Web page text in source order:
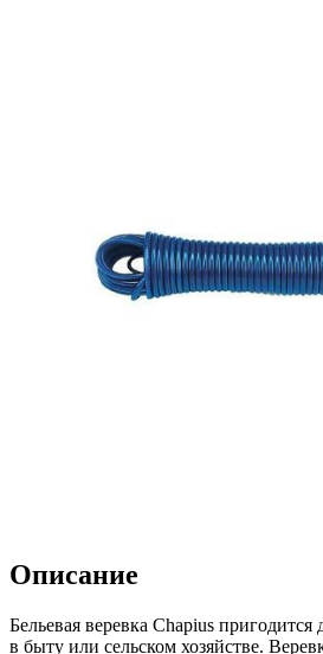
Описание
Бельевая веревка Chapius
в быту или сельском хозяйстве.